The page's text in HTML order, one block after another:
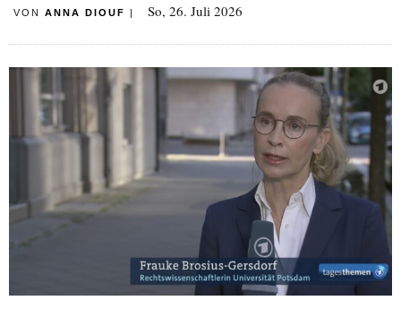
VON ANNA DIOUF | So, 26. Juli 2026